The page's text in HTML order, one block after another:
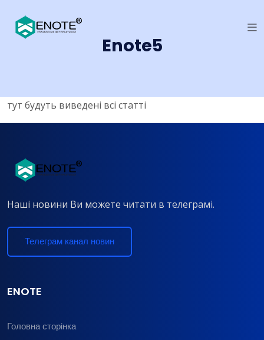
Enote5
тут будуть виведені всі статті
Наші новини Ви можете читати в телеграмі.
Телеграм канал новин
ENOTE
Головна сторінка